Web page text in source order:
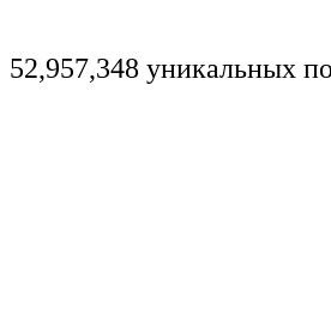
52,957,348 уникальных